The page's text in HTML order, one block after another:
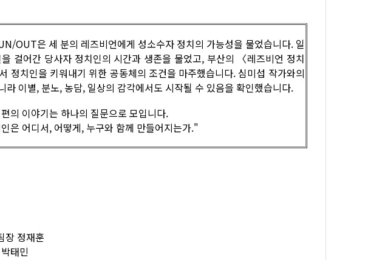
OUT은 세 분의 레즈비언에게 성소수자 정치의 가능성을 물었습니다. 일
걸어간 당사자 정치인의 시간과 생존을 물었고, 부산의 〈레즈비언 정치
정치인을 키워내기 위한 공동체의 조건을 마주했습니다. 심미섭 작가와의
라 이별, 분노, 농담, 일상의 감각에서도 시작될 수 있음을 확인했습니다.
의 이야기는 하나의 질문으로 모입니다.
은 어디서, 어떻게, 누구와 함께 만들어지는가."
장 정재훈
태민